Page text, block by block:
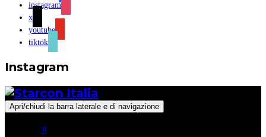
instagram
x
youtube
tiktok
Instagram
Apri/chiudi la barra laterale e di navigazione
0